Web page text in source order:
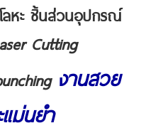
ลหะ ชิ้นส่วนอุปกรณ์
Cutting
งานสวย
ม่นยำ